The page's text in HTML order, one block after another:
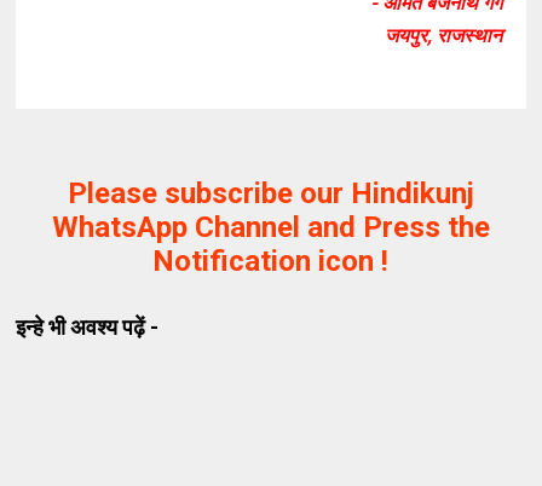
जयपुर, राजस्थान
Please subscribe our Hindikunj
WhatsApp Channel and Press the
Notification icon !
इन्हे भी अवश्य पढ़ें -